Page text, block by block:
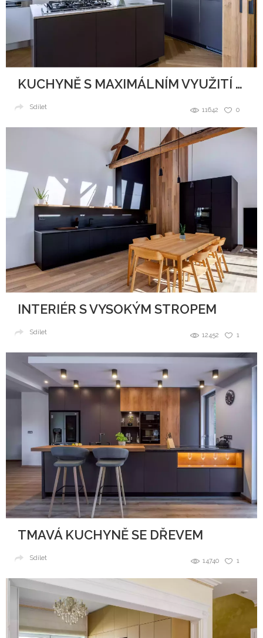
KUCHYNĚ S MAXIMÁLNÍM VYUŽITÍ PROSTORU
0
11642
Sdílet
INTERIÉR S VYSOKÝM STROPEM
1
12452
Sdílet
TMAVÁ KUCHYNĚ SE DŘEVEM
1
14740
Sdílet